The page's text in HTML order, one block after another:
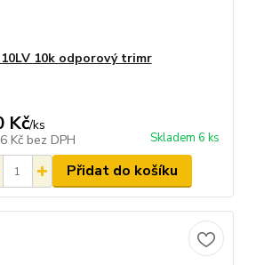
10k odporový trimr
Kč/ks
Kč bez DPH Skladem 6 ks
Přidat do košíku